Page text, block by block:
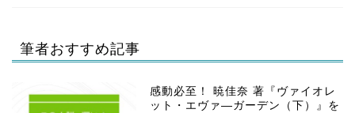
筆者おすすめ記事
感動必至！ 暁佳奈 著『ヴァイオレ
ット・エヴァ―ガーデン（下）』を